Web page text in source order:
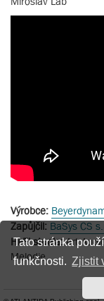
Tato stránka
funkčnosti. Zjistit
Výrobce:
Zapůjčil: BaSys CS
Hi-Fi studia:Art
Melodie